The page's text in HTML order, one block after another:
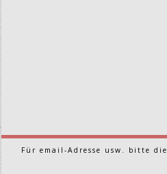
Für email-Adresse usw. bitte die